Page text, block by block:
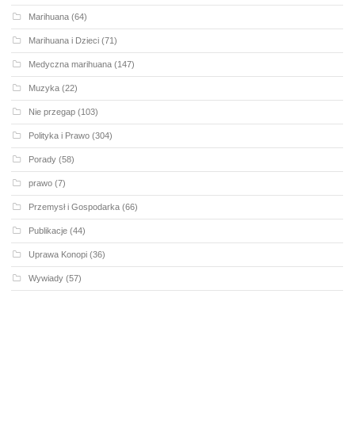
Marihuana (64)
Marihuana i Dzieci (71)
Medyczna marihuana (147)
Muzyka (22)
Nie przegap (103)
Polityka i Prawo (304)
Porady (58)
prawo (7)
Przemysł i Gospodarka (66)
Publikacje (44)
Uprawa Konopi (36)
Wywiady (57)